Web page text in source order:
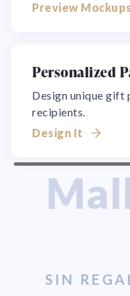
Preview Mockups
Personalized
Design unique gift
recipients.
Design It
SIN